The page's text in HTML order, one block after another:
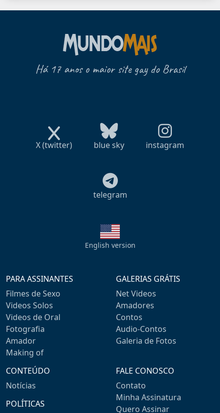
Há 17 anos o maior site gay do Brasil
X (twitter) blue sky instagram
telegram
English version
PARA ASSINANTES
Filmes de Sexo
Videos Solos
Videos de Oral
Fotografia
Amador
Making of
GALERIAS GRÁTIS
Net Videos
Amadores
Contos
Audio-Contos
Galeria de Fotos
CONTEÚDO
Notícias
POLÍTICAS
FALE CONOSCO
Contato
Minha Assinatura
Quero Assinar